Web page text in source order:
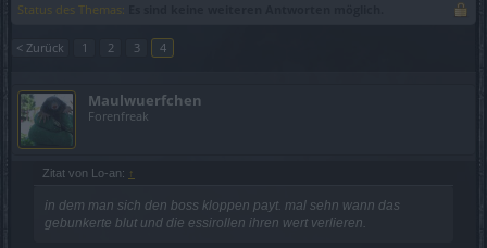
Status des Themas:
< Zurück 1 2 3 4
Maulwuerfchen
Forenfreak
Zitat von Lo-an: ↑
in dem man sich den boss kloppen payt. mal sehn wann das
gebunkerte blut und die essirollen ihren wert verlieren.